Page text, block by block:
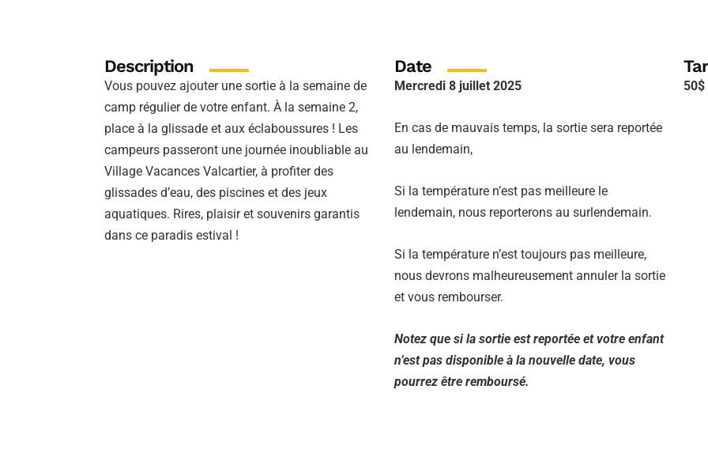
Description
Vous pouvez ajouter une sortie à la semaine de
camp régulier de votre enfant. À la semaine 2,
place à la glissade et aux éclaboussures ! Les
campeurs passeront une journée inoubliable au
Village Vacances Valcartier, à profiter des
glissades d’eau, des piscines et des jeux
aquatiques. Rires, plaisir et souvenirs garantis
dans ce paradis estival !
Date
Mercredi 8 juillet 2025
En cas de mauvais temps, la sortie sera reportée
au lendemain,
Si la température n’est pas meilleure le
lendemain, nous reporterons au surlendemain.
Si la température n’est toujours pas meilleure,
nous devrons malheureusement annuler la sortie
et vous rembourser.
Notez que si la sortie est reportée et votre enfant
n’est pas disponible à la nouvelle date, vous
pourrez être remboursé.
50$